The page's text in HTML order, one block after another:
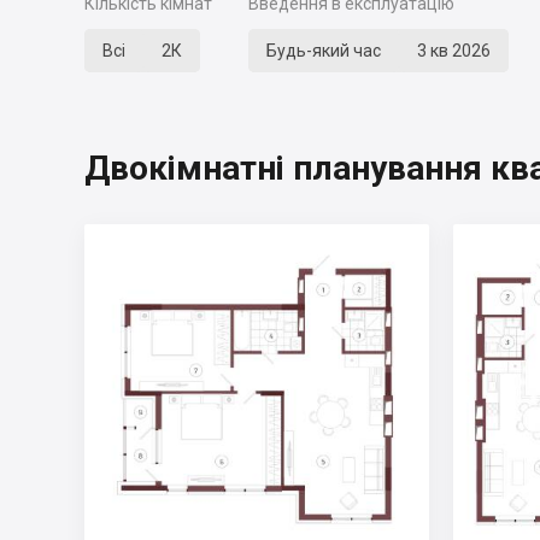
Всі 2К Будь-який час 3 кв 2026
Двокімнатні планування